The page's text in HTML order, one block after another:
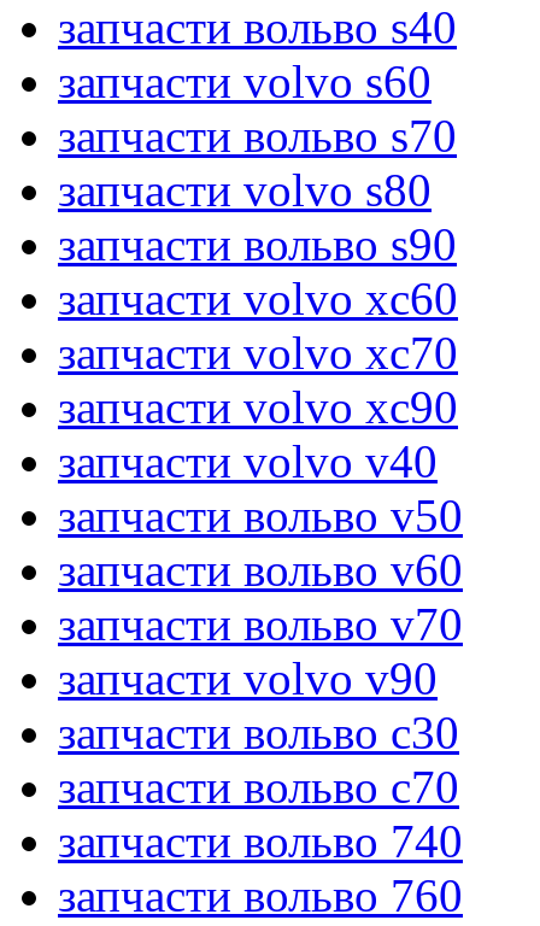
запчасти вольво s40
запчасти volvo s60
запчасти вольво s70
запчасти volvo s80
запчасти вольво s90
запчасти volvo xc60
запчасти volvo xc70
запчасти volvo xc90
запчасти volvo v40
запчасти вольво v50
запчасти вольво v60
запчасти вольво v70
запчасти volvo v90
запчасти вольво c30
запчасти вольво c70
запчасти вольво 740
запчасти вольво 760